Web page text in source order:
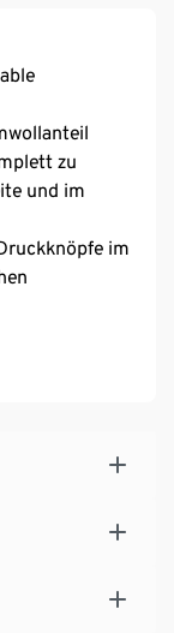
zu
und im
im